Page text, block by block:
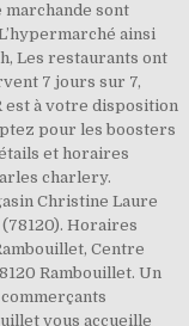
marchande sont
ainsi
Les restaurants ont
7 jours sur 7,
est à votre disposition
pour les boosters
et horaires
charlery.
Christine Laure
Horaires
Centre
Rambouillet. Un
vous accueille